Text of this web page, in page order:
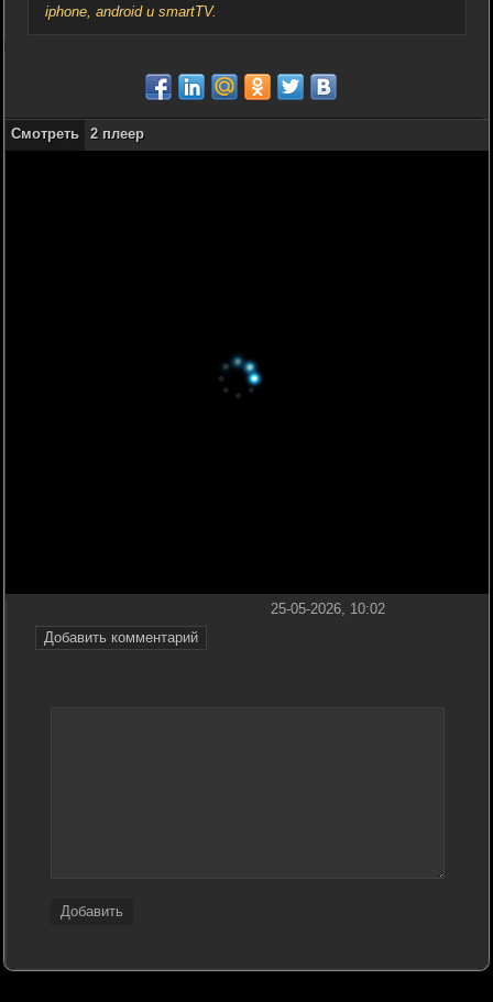
iphone, android и smartTV.
Смотреть 2 плеер
Добавить комментарий
25-05-2026, 10:02
Добавить